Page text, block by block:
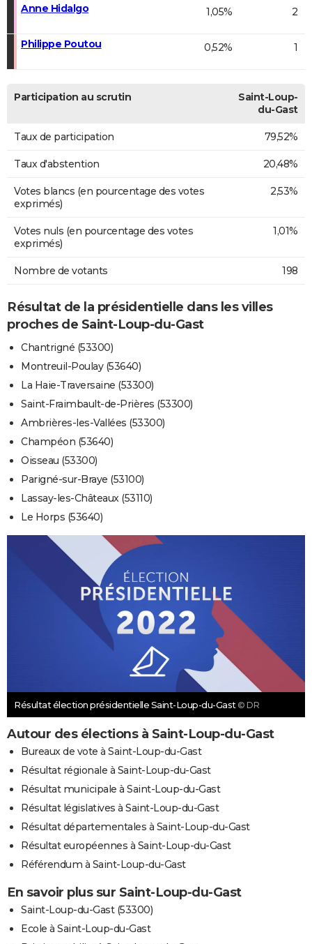
Anne Hidalgo 1,05% 2
Philippe Poutou 0,52% 1
Participation au scrutin
Saint-Loup-
du-Gast
Taux de participation 79,52%
Taux d'abstention 20,48%
Votes blancs (en pourcentage des votes
exprimés)
2,53%
Votes nuls (en pourcentage des votes
exprimés)
1,01%
Nombre de votants 198
Résultat de la présidentielle dans les villes
proches de Saint-Loup-du-Gast
Chantrigné (53300)
Montreuil-Poulay (53640)
La Haie-Traversaine (53300)
Saint-Fraimbault-de-Prières (53300)
Ambrières-les-Vallées (53300)
Champéon (53640)
Oisseau (53300)
Parigné-sur-Braye (53100)
Lassay-les-Châteaux (53110)
Le Horps (53640)
Résultat élection présidentielle Saint-Loup-du-Gast © DR
Autour des élections à Saint-Loup-du-Gast
Bureaux de vote à Saint-Loup-du-Gast
Résultat régionale à Saint-Loup-du-Gast
Résultat municipale à Saint-Loup-du-Gast
Résultat législatives à Saint-Loup-du-Gast
Résultat départementales à Saint-Loup-du-Gast
Résultat européennes à Saint-Loup-du-Gast
Référendum à Saint-Loup-du-Gast
En savoir plus sur Saint-Loup-du-Gast
Saint-Loup-du-Gast (53300)
Ecole à Saint-Loup-du-Gast